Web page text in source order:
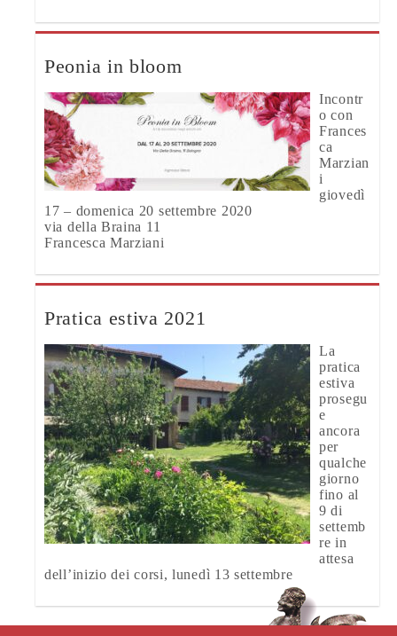
Peonia in bloom
Incontr
o con
Frances
ca
Marzian
i
giovedì
17 – domenica 20 settembre 2020
via della Braina 11
Francesca Marziani
Pratica estiva 2021
La
pratica
estiva
prosegu
e
ancora
per
qualche
giorno
fino al
9 di
settemb
re in
attesa
dell’inizio dei corsi, lunedì 13 settembre